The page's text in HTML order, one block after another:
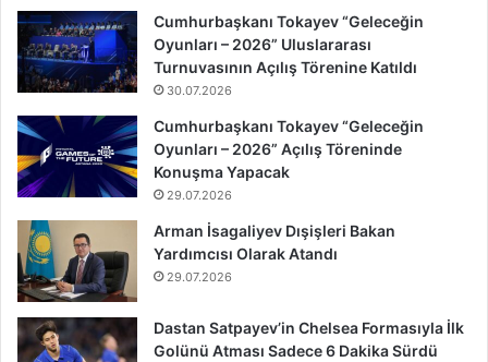
Cumhurbaşkanı Tokayev “Geleceğin
Oyunları – 2026” Uluslararası
Turnuvasının Açılış Törenine Katıldı
30.07.2026
Cumhurbaşkanı Tokayev “Geleceğin
Oyunları – 2026” Açılış Töreninde
Konuşma Yapacak
29.07.2026
Arman İsagaliyev Dışişleri Bakan
Yardımcısı Olarak Atandı
29.07.2026
Dastan Satpayev’in Chelsea Formasıyla İlk
Golünü Atması Sadece 6 Dakika Sürdü